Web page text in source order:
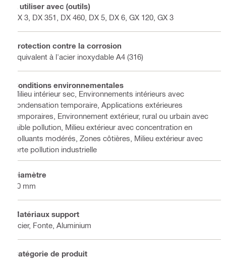
À utiliser avec (outils)
BX 3, DX 351, DX 460, DX 5, DX 6, GX 120, GX 3
Protection contre la corrosion
Équivalent à l'acier inoxydable A4 (316)
Conditions environnementales
Milieu intérieur sec, Environnements intérieurs avec
condensation temporaire, Applications extérieures
temporaires, Environnement extérieur, rural ou urbain avec
faible pollution, Milieu extérieur avec concentration en
polluants modérés, Zones côtières, Milieu extérieur avec
forte pollution industrielle
Diamètre
10 mm
Matériaux support
Acier, Fonte, Aluminium
Catégorie de produit